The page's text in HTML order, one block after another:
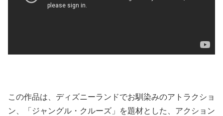
この作品は、ディズニーランドでお馴染みのアトラクショ
ン、「ジャングル・クルーズ」を題材とした、アクション